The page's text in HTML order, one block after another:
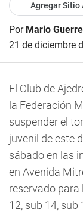
Agregar Sitio
Por Mario
21 de diciembre
El Club de
la Federación
suspender el
juvenil de este
sábado en las
en Avenida
reservado para
12, sub 14, sub